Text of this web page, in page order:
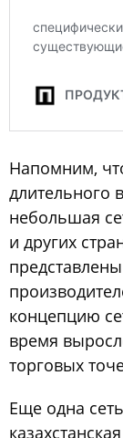
Напомним,
длительного
небольшая
и других
концепцию
время
торговых
Еще одна